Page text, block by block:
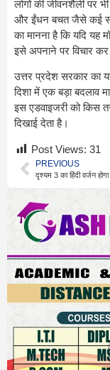
लोगों की जीवनशैली पर
और ईंधन बचत जैसे कई
का मानना है कि यदि
इसे अपनाने पर विचार
उत्तर प्रदेश सरकार का
दिशा में एक बड़ा बदलाव
इस एडवाइजरी को किस
दिखाई देता है।
Post Views: 31
PREVIOUS